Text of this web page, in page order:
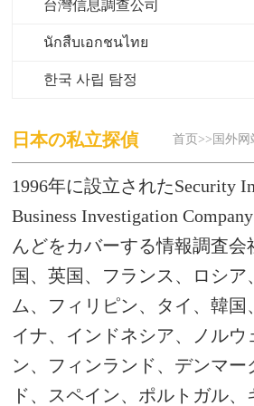
台灣信息調查公司
นักสืบเอกชนไทย
한국 사립 탐정
日本の私立探偵 首页 >> 国外网
1996年に設立されたSecurity
Business Investigation
んどをカバーする情報調査会
国、英国、フランス、ロシア
ム、フィリピン、タイ、韓国
イナ、インドネシア、ノル
ン、フィンランド、デンマー
ド、スペイン、ポルトガル